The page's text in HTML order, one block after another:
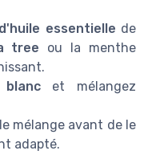
essentielle de
tree ou la menthe
et mélangez
mélange avant de le
adapté.